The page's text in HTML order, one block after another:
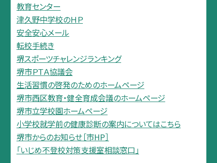
教育センター
津久野中学校のＨＰ
安全安心メール
転校手続き
堺スポーツチャレンジランキング
堺市ＰＴＡ協議会
生活習慣の啓発のためのホームページ
堺市西区教育・健全育成会議のホームページ
堺市立学校園ホームページ
小学校就学前の健康診断の案内についてはこちら
堺市からのお知らせ［市HP］
「いじめ不登校対策支援室相談窓口」